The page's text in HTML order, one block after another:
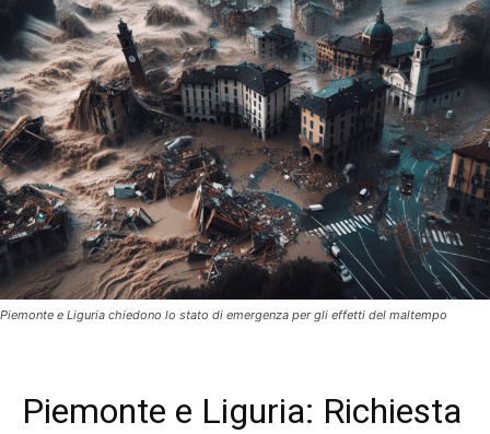
Piemonte e Liguria chiedono lo stato di emergenza per gli effetti del maltempo
Piemonte e Liguria: Richiesta